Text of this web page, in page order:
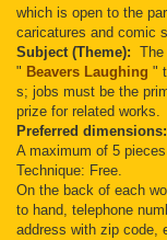
which is open to the
caricatures and comic
Subject (Theme):
" Beavers Laughing "
s; jobs must be the
prize for related works.
Preferred
A maximum of 5
Technique: Free.
On the back of each
to hand, telephone
address with zip code,